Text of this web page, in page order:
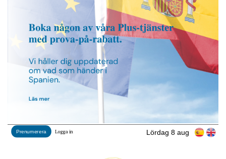
Lördag 8 aug
Prenumerera Logga in